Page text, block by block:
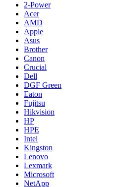
2-Power
Acer
AMD
Apple
Asus
Brother
Canon
Crucial
Dell
DGF Green
Eaton
Fujitsu
Hikvision
HP
HPE
Intel
Kingston
Lenovo
Lexmark
Microsoft
NetApp